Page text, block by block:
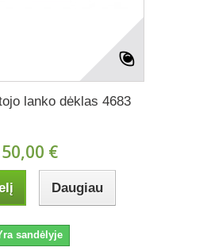
lanko dėklas 4683
50,00 €
Daugiau
sandėlyje